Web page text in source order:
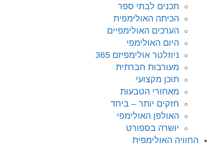
תכנים לבתי ספר
הכיתה האולימפית
הערכים האולימפיים
היום האולימפי
ניוזלטר אולימפיזם 365
מעורבות חברתית
תוכן מקצועי
מאחורי הטבעות
חזקים יותר – ביחד
האולפן האולימפי
יושרה בספורט
החוויה האולימפית